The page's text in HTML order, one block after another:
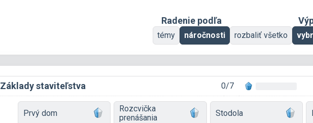
Radenie podľa
témy náročnosti rozbaliť všetko
Základy staviteľstva 0/7
Prvý dom
Rozcvička
prenášania
Stodola